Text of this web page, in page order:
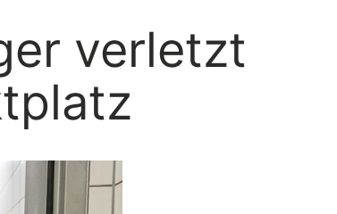
verletzt